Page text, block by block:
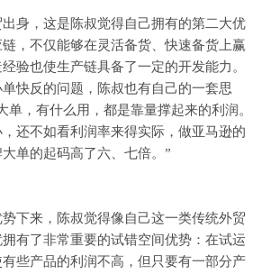
身，这是陈叔觉得自己拥有的第二大优
，不仅能够在灵活备货、快速备货上赢
验也使生产链具备了一定的开发能力。
快反的问题，陈叔也有自己的一套思
单，有什么用，都是靠量撑起来的利润。
还不如看利润率来得实际，做亚马逊的
单的起码高了六、七倍。”
下来，陈叔觉得像自己这一类传统外贸
有了非常重要的试错空间优势：在试运
些产品的利润不高，但只要有一部分产